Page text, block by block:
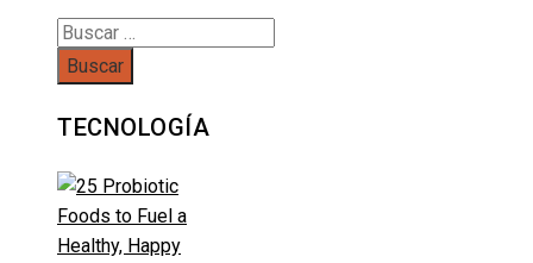
Buscar:
TECNOLOGÍA